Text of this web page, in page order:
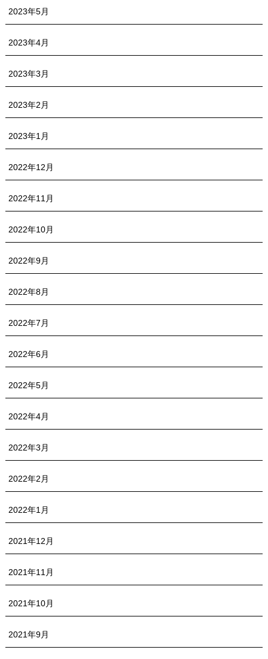
2023年5月
2023年4月
2023年3月
2023年2月
2023年1月
2022年12月
2022年11月
2022年10月
2022年9月
2022年8月
2022年7月
2022年6月
2022年5月
2022年4月
2022年3月
2022年2月
2022年1月
2021年12月
2021年11月
2021年10月
2021年9月